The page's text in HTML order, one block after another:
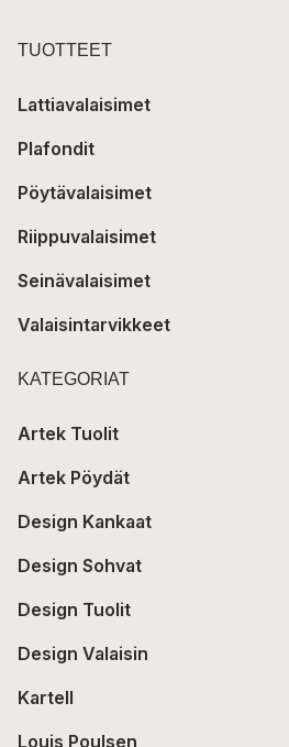
TUOTTEET
Lattiavalaisimet
Plafondit
Pöytävalaisimet
Riippuvalaisimet
Seinävalaisimet
Valaisintarvikkeet
KATEGORIAT
Artek Tuolit
Artek Pöydät
Design Kankaat
Design Sohvat
Design Tuolit
Design Valaisin
Kartell
Louis Poulsen